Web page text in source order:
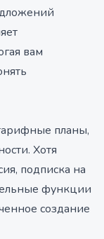
вам
планы,
Хотя
подписка на
функции
создание